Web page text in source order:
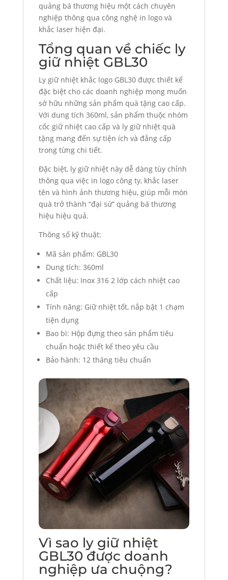
quảng bá thương hiệu một cách chuyên
nghiệp thông qua công nghệ in logo và
khắc laser hiện đại.
Tổng quan về chiếc ly
giữ nhiệt GBL30
Ly giữ nhiệt khắc logo GBL30 được thiết kế
đặc biệt cho các doanh nghiệp mong muốn
sở hữu những sản phẩm quà tặng cao cấp.
Với dung tích 360ml, sản phẩm thuộc nhóm
cốc giữ nhiệt cao cấp và ly giữ nhiệt quà
tặng mang đến sự tiện ích và đẳng cấp
trong từng chi tiết.
Đặc biệt, ly giữ nhiệt này dễ dàng tùy chỉnh
thông qua việc in logo công ty, khắc laser
tên và hình ảnh thương hiệu, giúp mỗi món
quà trở thành “đại sứ” quảng bá thương
hiệu hiệu quả.
Thông số kỹ thuật:
Mã sản phẩm: GBL30
Dung tích: 360ml
Chất liệu: Inox 316 2 lớp cách nhiệt cao
cấp
Tính năng: Giữ nhiệt tốt, nắp bật 1 chạm
tiện dụng
Bao bì: Hộp đựng theo sản phẩm tiêu
chuẩn hoặc thiết kế theo yêu cầu
Bảo hành: 12 tháng tiêu chuẩn
Vì sao ly giữ nhiệt
GBL30 được doanh
nghiệp ưa chuộng?